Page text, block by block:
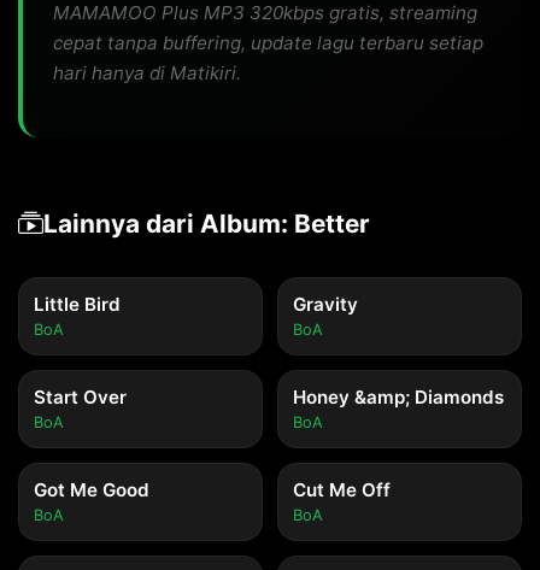
MAMAMOO Plus MP3 320kbps gratis, streaming
cepat tanpa buffering, update lagu terbaru setiap
hari hanya di Matikiri.
Lainnya dari Album: Better
Little Bird
BoA
Gravity
BoA
Start Over
BoA
Honey &amp; Diamonds
BoA
Got Me Good
BoA
Cut Me Off
BoA